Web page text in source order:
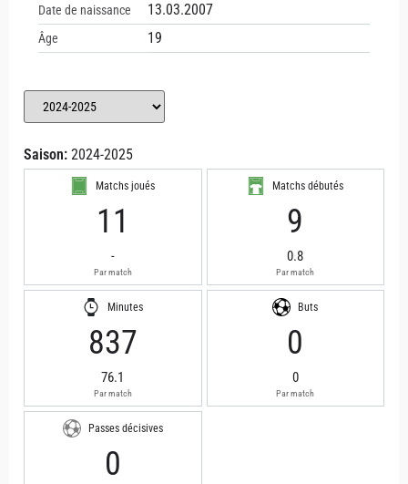
Date de naissance 13.03.2007
Âge 19
Saison: 2024-2025
Matchs joués
11
-
Par match
Matchs débutés
9
0.8
Par match
Minutes
837
76.1
Par match
Buts
0
0
Par match
Passes décisives
0